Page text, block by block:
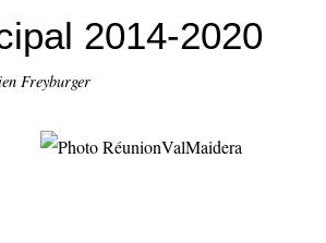
2014-2020
Freyburger